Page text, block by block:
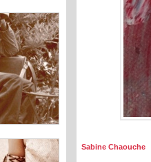
Sabine Chaouche